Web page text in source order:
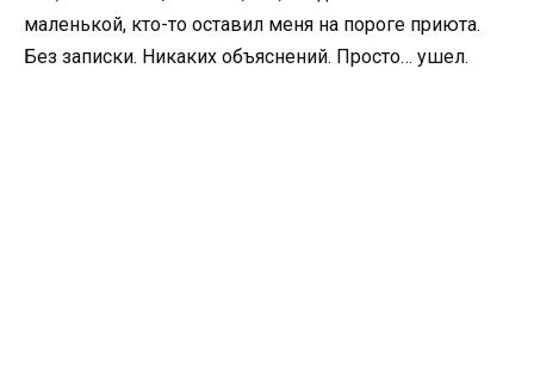
маленькой, кто-то оставил меня на пороге приюта.
Без записки. Никаких объяснений. Просто… ушел.